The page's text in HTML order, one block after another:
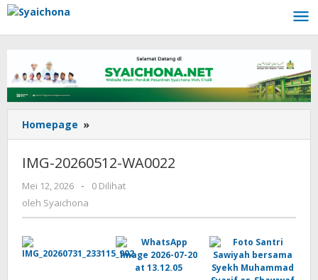
Lewati
konten
Homepage »
20260512-
IMG-20260512-WA0022
Mei 12, 2026
oleh
-
0 Dilihat
oleh Syaichona